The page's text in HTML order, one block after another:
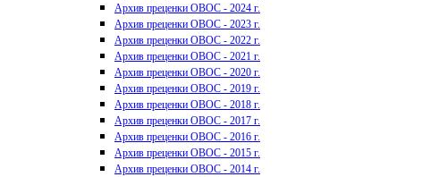
Архив преценки ОВОС - 2024 г.
Архив преценки ОВОС - 2023 г.
Архив преценки ОВОС - 2022 г.
Архив преценки ОВОС - 2021 г.
Архив преценки ОВОС - 2020 г.
Архив преценки ОВОС - 2019 г.
Архив преценки ОВОС - 2018 г.
Архив преценки ОВОС - 2017 г.
Архив преценки ОВОС - 2016 г.
Архив преценки ОВОС - 2015 г.
Архив преценки ОВОС - 2014 г.